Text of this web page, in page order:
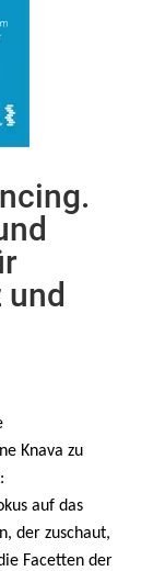
und
Knava zu
auf das
der zuschaut,
Facetten der